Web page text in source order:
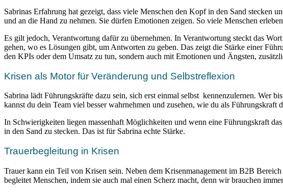
Sabrinas Erfahrung hat gezeigt, dass viele Menschen den Kopf in den Sand stecken
und an die Hand zu nehmen. Sie dürfen Emotionen zeigen. So viele Menschen
Es gilt jedoch, Verantwortung dafür zu übernehmen. In Verantwortung steckt das
gehen, wo es Lösungen gibt, um Antworten zu geben. Das zeigt die Stärke einer
den KPIs oder dem Umsatz zu tun, sondern auch mit Emotionen und Ängsten,
Krisen als Motor für Veränderung und Selbstreflexion
Sabrina lädt Führungskräfte dazu sein, sich erst einmal selbst kennenzulernen. Wer
kannst du dein Team viel besser wahrnehmen und zusehen, wie du als
In Schwierigkeiten liegen massenhaft Möglichkeiten und wenn eine Führungskraft
in den Sand zu stecken. Das ist für Sabrina echte Stärke.
Trauerbegleitung in Krisen
Trauer kann ein Teil von Krisen sein. Neben dem Krisenmanagement im B2B
begleitet Menschen, indem sie auch mal einen Scherz macht, denn wir brauchen